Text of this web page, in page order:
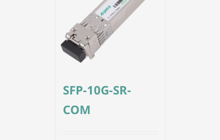
SFP-10G-SR-
COM